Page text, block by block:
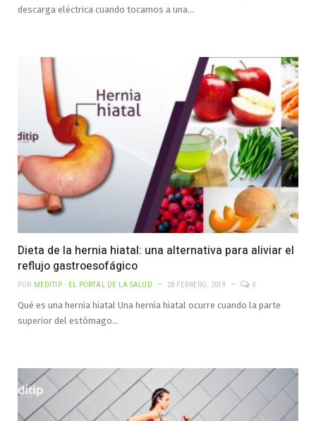
descarga eléctrica cuando tocamos a una…
Dieta de la hernia hiatal: una alternativa para aliviar el
reflujo gastroesofágico
POR MEDITIP - EL PORTAL DE LA SALUD 28 FEBRERO, 2019 0
Qué es una hernia hiatal Una hernia hiatal ocurre cuando la parte
superior del estómago…